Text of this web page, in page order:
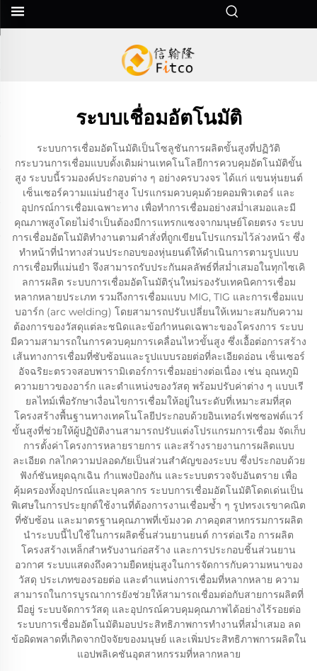
ระบบเชื่อมอัตโนมัติ
ระบบการเชื่อมอัตโนมัติเป็นโซลูชันการผลิตขั้นสูงที่ปฏิวัติ
กระบวนการเชื่อมแบบดั้งเดิมผ่านเทคโนโลยีการควบคุมอัตโนมัติขั้น
สูง ระบบนี้รวมองค์ประกอบต่าง ๆ อย่างครบวงจร ได้แก่ แขนหุ่นยนต์
เซ็นเซอร์ความแม่นยำสูง โปรแกรมควบคุมด้วยคอมพิวเตอร์ และ
อุปกรณ์การเชื่อมเฉพาะทาง เพื่อทำการเชื่อมอย่างสม่ำเสมอและมี
คุณภาพสูงโดยไม่จำเป็นต้องมีการแทรกแซงจากมนุษย์โดยตรง ระบบ
การเชื่อมอัตโนมัติทำงานตามคำสั่งที่ถูกเขียนโปรแกรมไว้ล่วงหน้า ซึ่ง
ทำหน้าที่นำทางส่วนประกอบของหุ่นยนต์ให้ดำเนินการตามรูปแบบ
การเชื่อมที่แม่นยำ จึงสามารถรับประกันผลลัพธ์ที่สม่ำเสมอในทุกไซเคิ
ลการผลิต ระบบการเชื่อมอัตโนมัติรุ่นใหม่รองรับเทคนิคการเชื่อม
หลากหลายประเภท รวมถึงการเชื่อมแบบ MIG, TIG และการเชื่อมแบ
บอาร์ก (arc welding) โดยสามารถปรับเปลี่ยนให้เหมาะสมกับความ
ต้องการของวัสดุแต่ละชนิดและข้อกำหนดเฉพาะของโครงการ ระบบ
มีความสามารถในการควบคุมการเคลื่อนไหวขั้นสูง ซึ่งเอื้อต่อการสร้าง
เส้นทางการเชื่อมที่ซับซ้อนและรูปแบบรอยต่อที่ละเอียดอ่อน เซ็นเซอร์
อัจฉริยะตรวจสอบพารามิเตอร์การเชื่อมอย่างต่อเนื่อง เช่น อุณหภูมิ
ความยาวของอาร์ก และตำแหน่งของวัสดุ พร้อมปรับค่าต่าง ๆ แบบเรี
ยลไทม์เพื่อรักษาเงื่อนไขการเชื่อมให้อยู่ในระดับที่เหมาะสมที่สุด
โครงสร้างพื้นฐานทางเทคโนโลยีประกอบด้วยอินเทอร์เฟซซอฟต์แวร์
ขั้นสูงที่ช่วยให้ผู้ปฏิบัติงานสามารถปรับแต่งโปรแกรมการเชื่อม จัดเก็บ
การตั้งค่าโครงการหลายรายการ และสร้างรายงานการผลิตแบบ
ละเอียด กลไกความปลอดภัยเป็นส่วนสำคัญของระบบ ซึ่งประกอบด้วย
ฟังก์ชันหยุดฉุกเฉิน กำแพงป้องกัน และระบบตรวจจับอันตราย เพื่อ
คุ้มครองทั้งอุปกรณ์และบุคลากร ระบบการเชื่อมอัตโนมัติโดดเด่นเป็น
พิเศษในการประยุกต์ใช้งานที่ต้องการงานเชื่อมซ้ำ ๆ รูปทรงเรขาคณิต
ที่ซับซ้อน และมาตรฐานคุณภาพที่เข้มงวด ภาคอุตสาหกรรมการผลิต
นำระบบนี้ไปใช้ในการผลิตชิ้นส่วนยานยนต์ การต่อเรือ การผลิต
โครงสร้างเหล็กสำหรับงานก่อสร้าง และการประกอบชิ้นส่วนยาน
อวกาศ ระบบแสดงถึงความยืดหยุ่นสูงในการจัดการกับความหนาของ
วัสดุ ประเภทของรอยต่อ และตำแหน่งการเชื่อมที่หลากหลาย ความ
สามารถในการบูรณาการยังช่วยให้สามารถเชื่อมต่อกับสายการผลิตที่
มีอยู่ ระบบจัดการวัสดุ และอุปกรณ์ควบคุมคุณภาพได้อย่างไร้รอยต่อ
ระบบการเชื่อมอัตโนมัติมอบประสิทธิภาพการทำงานที่สม่ำเสมอ ลด
ข้อผิดพลาดที่เกิดจากปัจจัยของมนุษย์ และเพิ่มประสิทธิภาพการผลิตใน
แอปพลิเคชันอุตสาหกรรมที่หลากหลาย